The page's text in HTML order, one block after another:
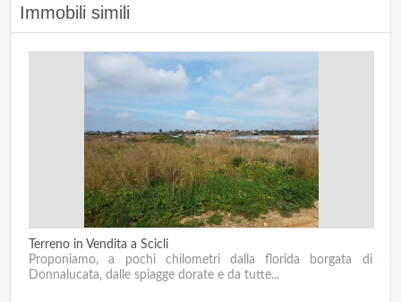
Immobili simili
Terreno in Vendita a Scicli
Proponiamo, a pochi chilometri dalla florida borgata di
Donnalucata, dalle spiagge dorate e da tutte...